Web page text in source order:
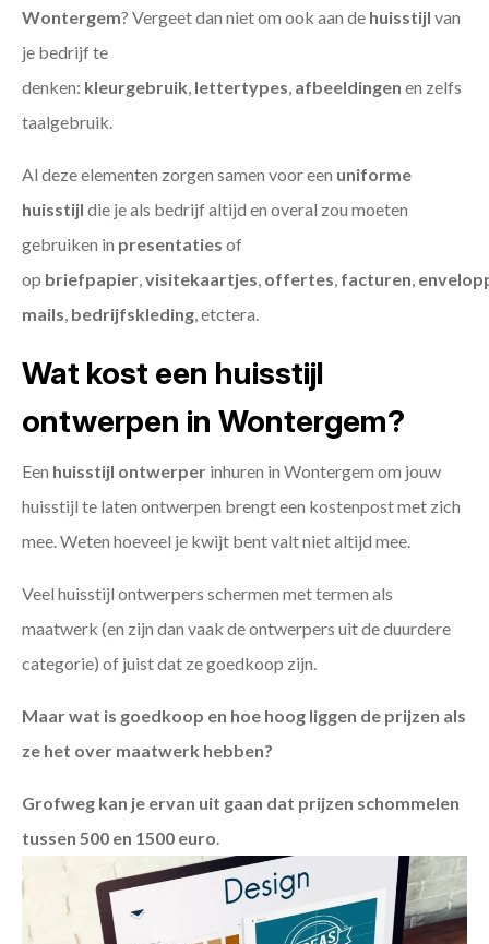
Wontergem? Vergeet dan niet om ook aan de huisstijl van
je bedrijf te
denken: kleurgebruik, lettertypes, afbeeldingen en zelfs
taalgebruik.
Al deze elementen zorgen samen voor een uniforme
huisstijl die je als bedrijf altijd en overal zou moeten
gebruiken in presentaties of
op briefpapier,visitekaartjes, offertes, facturen,
mails, bedrijfskleding, etctera.
Wat kost een huisstijl
ontwerpen in Wontergem?
Een huisstijl ontwerper inhuren in Wontergem om jouw
huisstijl te laten ontwerpen brengt een kostenpost met zich
mee. Weten hoeveel je kwijt bent valt niet altijd mee.
Veel huisstijl ontwerpers schermen met termen als
maatwerk (en zijn dan vaak de ontwerpers uit de duurdere
categorie) of juist dat ze goedkoop zijn.
Maar wat is goedkoop en hoe hoog liggen de prijzen als
ze het over maatwerk hebben?
Grofweg kan je ervan uit gaan dat prijzen schommelen
tussen 500 en 1500 euro.